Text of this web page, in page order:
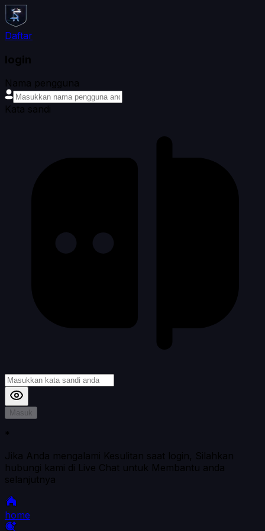
Daftar
login
Nama pengguna
Kata sandi
Masuk
*
Jika Anda mengalami Kesulitan saat login, Silahkan
hubungi kami di Live Chat untuk Membantu anda
selanjutnya
home